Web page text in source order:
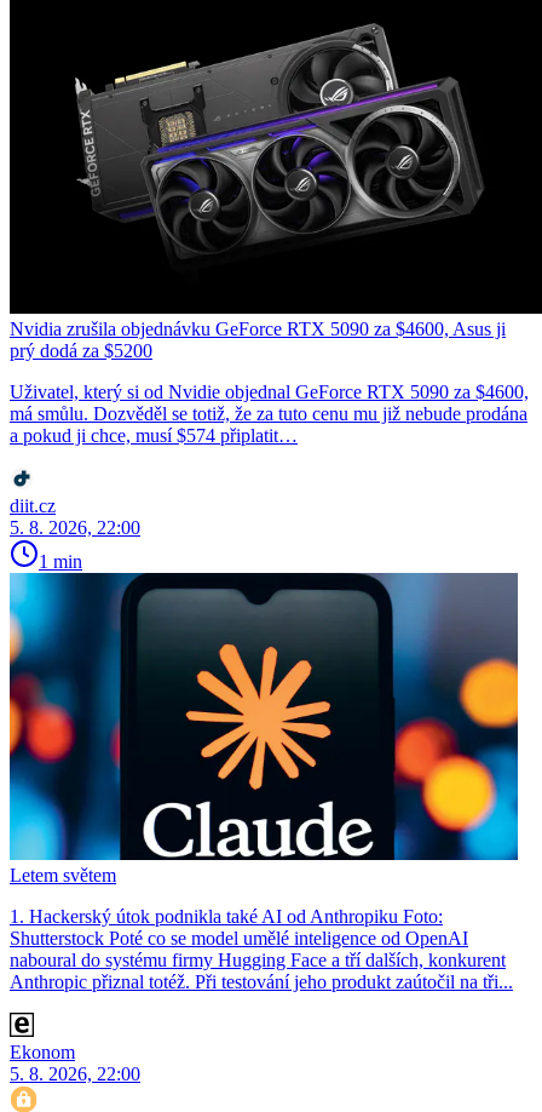
Nvidia zrušila objednávku GeForce RTX 5090 za $4600, Asus ji
prý dodá za $5200
Uživatel, který si od Nvidie objednal GeForce RTX 5090 za $4600,
má smůlu. Dozvěděl se totiž, že za tuto cenu mu již nebude prodána
a pokud ji chce, musí $574 připlatit…
diit.cz
5. 8. 2026, 22:00
1 min
Letem světem
1. Hackerský útok podnikla také AI od Anthropiku Foto:
Shutterstock Poté co se model umělé inteligence od OpenAI
naboural do systému firmy Hugging Face a tří dalších, konkurent
Anthro­pic přiznal totéž. Při testování jeho produkt zaútočil na tři...
Ekonom
5. 8. 2026, 22:00